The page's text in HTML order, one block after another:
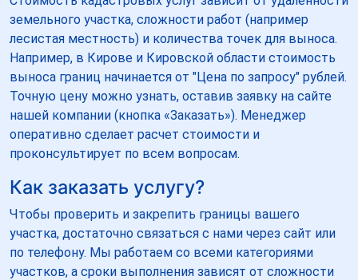
земельного участка, сложности работ (например
лесистая местность) и количества точек для выноса.
Например, в Кирове и Кировской области стоимость
выноса границ начинается от "Цена по запросу" рублей.
Точную цену можно узнать, оставив заявку на сайте
нашей компании (кнопка «Заказать»). Менеджер
оперативно сделает расчет стоимости и
проконсультирует по всем вопросам.
Как заказать услугу?
Чтобы проверить и закрепить границы вашего
участка, достаточно связаться с нами через сайт или
по телефону. Мы работаем со всеми категориями
участков, а сроки выполнения зависят от сложности